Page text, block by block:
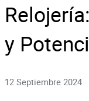
y
12 Septiembre 2024